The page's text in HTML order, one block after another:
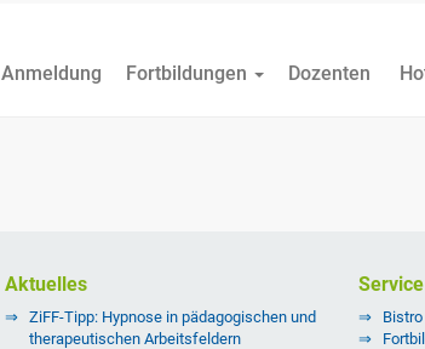
Anmeldung Fortbildungen Dozenten
Aktuelles
ZiFF-Tipp: Hypnose in pädagogischen und
therapeutischen Arbeitsfeldern
Service